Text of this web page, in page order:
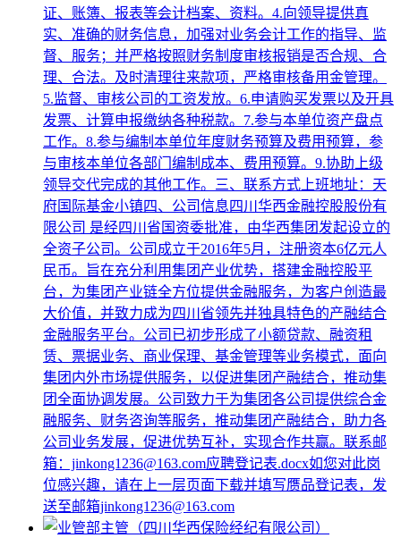
证、账簿、报表等会计档案、资料。4.向领导提供真
实、准确的财务信息，加强对业务会计工作的指导、监
督、服务；并严格按照财务制度审核报销是否合规、合
理、合法。及时清理往来款项，严格审核备用金管理。
5.监督、审核公司的工资发放。6.申请购买发票以及开具
发票、计算申报缴纳各种税款。7.参与本单位资产盘点
工作。8.参与编制本单位年度财务预算及费用预算，参
与审核本单位各部门编制成本、费用预算。9.协助上级
领导交代完成的其他工作。三、联系方式上班地址：天
府国际基金小镇四、公司信息四川华西金融控股股份有
限公司 是经四川省国资委批准，由华西集团发起设立的
全资子公司。公司成立于2016年5月，注册资本6亿元人
民币。旨在充分利用集团产业优势，搭建金融控股平
台，为集团产业链全方位提供金融服务，为客户创造最
大价值，并致力成为四川省领先并独具特色的产融结合
金融服务平台。公司已初步形成了小额贷款、融资租
赁、票据业务、商业保理、基金管理等业务模式，面向
集团内外市场提供服务，以促进集团产融结合，推动集
团全面协调发展。公司致力于为集团各公司提供综合金
融服务、财务咨询等服务，推动集团产融结合，助力各
公司业务发展，促进优势互补，实现合作共赢。联系邮
箱：jinkong1236@163.com应聘登记表.docx如您对此岗
位感兴趣，请在上一层页面下载并填写赝品登记表，发
送至邮箱jinkong1236@163.com